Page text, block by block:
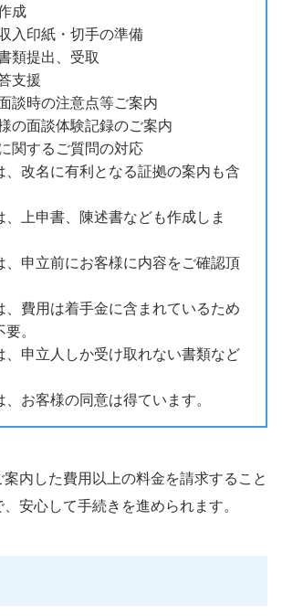
成
印紙・切手の準備
類提出、受取
支援
時の注意点等ご案内
面談体験記録のご案内
するご質問の対応
改名に有利となる証拠の案内も含
上申書、陳述書なども作成しま
申立前にお客様に内容をご確認頂
費用は着手金に含まれているため
。
申立人しか受け取れない書類など
お客様の同意は得ています。
内した費用以上の料金を請求すること
安心して手続きを進められます。